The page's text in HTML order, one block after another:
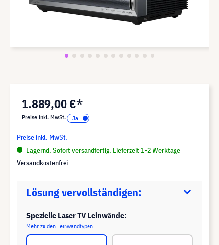
1.889,00 €*
Preise inkl. MwSt.
Preise inkl. MwSt.
Lagernd. Sofort versandfertig. Lieferzeit 1-2 Werktage
Versandkostenfrei
Lösung vervollständigen:
Spezielle Laser TV Leinwände:
Mehr zu den Leinwandtypen